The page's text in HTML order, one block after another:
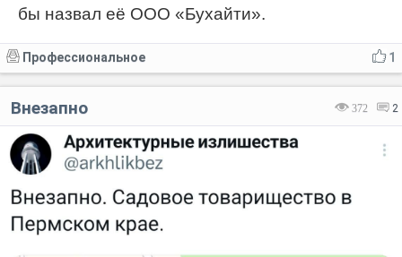
бы назвал её ООО «Бухайти».
1
Профессиональное
372 2
Внезапно